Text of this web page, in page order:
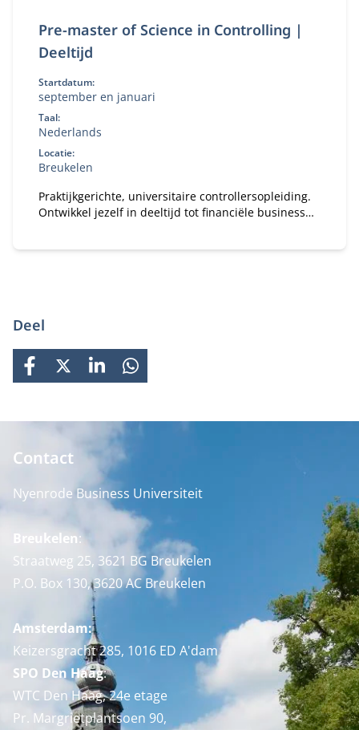
Pre-master of Science in Controlling |
Deeltijd
Startdatum:
september en januari
Taal:
Nederlands
Locatie:
Breukelen
Praktijkgerichte, universitaire controllersopleiding.
Ontwikkel jezelf in deeltijd tot financiële business
Deel
FACEBOOK
X LINKEDINWHATSAPP
Contact
Nyenrode Business Universiteit
Breukelen:
Straatweg 25, 3621 BG Breukelen
P.O. Box 130, 3620 AC Breukelen
Amsterdam:
Keizersgracht 285, 1016 ED A'dam
SPO Den Haag:
WTC Den Haag, 24e etage
Pr. Margrietplantsoen 90,